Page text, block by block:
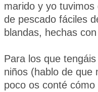
marido y yo
de pescado fáciles
blandas, hechas
Para los que
niños (hablo de que
poco os conté cómo